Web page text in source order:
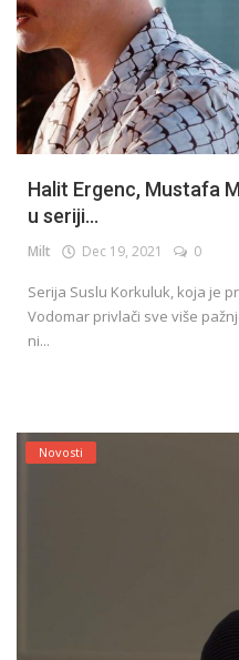
Halit Ergenc, Mustafa
u seriji...
Milt Dec 19, 2021 0
Serija Suslu Korkuluk, koja je
Vodomar privlači sve više
ni...
Novosti